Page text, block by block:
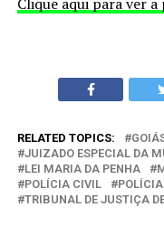
RELATED TOPICS:
JUIZADO ESPECIAL DA
LEI MARIA DA PENHA
POLÍCIA CIVIL
TRIBUNAL DE JUSTIÇA